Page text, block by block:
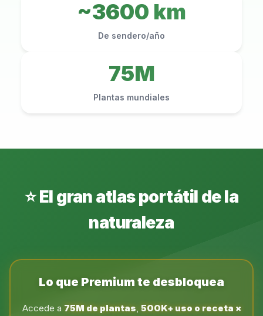
~3600 km
De sendero/año
75M
Plantas mundiales
⭐ El gran atlas portátil de la
naturaleza
Lo que Premium te desbloquea
Accede a 75M de plantas, 500K+ uso o receta ×